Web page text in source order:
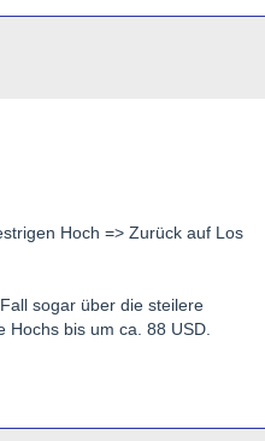
Hoch => Zurück auf Los
sogar über die steilere
bis um ca. 88 USD.